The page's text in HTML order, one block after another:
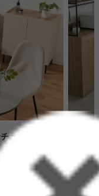
ュラルインテ
このコ